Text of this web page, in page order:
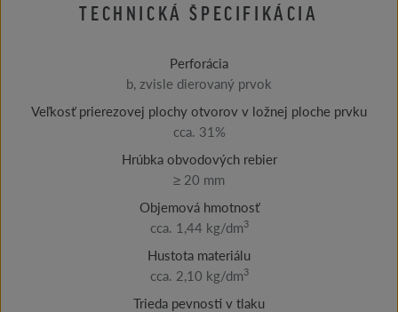
TECHNICKÁ ŠPECIFIKÁCIA
Perforácia
b, zvisle dierovaný prvok
Veľkosť prierezovej plochy otvorov v ložnej ploche prvku
cca. 31%
Hrúbka obvodových rebier
≥ 20 mm
Objemová hmotnosť
cca. 1,44 kg/dm3
Hustota materiálu
cca. 2,10 kg/dm3
Trieda pevnosti v tlaku